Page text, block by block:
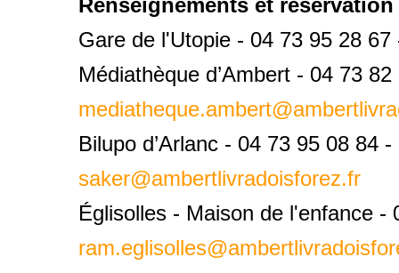
Renseignements et
Gare de l'Utopie - 04 73 95 28
Médiathèque d’Ambert - 04 73
Bilupo d’Arlanc - 04 73 95 08 84 -
saker@ambertlivradoisforez.fr
Églisolles - Maison de l'enfance -